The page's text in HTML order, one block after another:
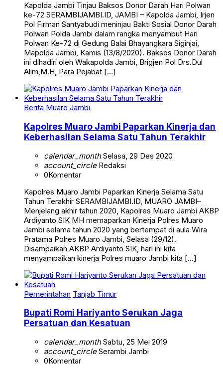
Kapolda Jambi Tinjau Baksos Donor Darah Hari Polwan
ke-72 SERAMBIJAMBI.ID, JAMBI – Kapolda Jambi, Irjen
Pol Firman Santyabudi meninjau Bakti Sosial Donor Darah
Polwan Polda Jambi dalam rangka menyambut Hari
Polwan Ke-72 di Gedung Balai Bhayangkara Siginjai,
Mapolda Jambi, Kamis (13/8/2020). Baksos Donor Darah
ini dihadiri oleh Wakapolda Jambi, Brigjen Pol Drs.Dul
Alim,M.H, Para Pejabat […]
Berita Muaro Jambi
Kapolres Muaro Jambi Paparkan Kinerja dan
Keberhasilan Selama Satu Tahun Terakhir
calendar_monthSelasa, 29 Des 2020
account_circleRedaksi
0Komentar
Kapolres Muaro Jambi Paparkan Kinerja Selama Satu
Tahun Terakhir SERAMBIJAMBI.ID, MUARO JAMBI–
Menjelang akhir tahun 2020, Kapolres Muaro Jambi AKBP
Ardiyanto SIK MH memaparkan Kinerja Polres Muaro
Jambi selama tahun 2020 yang bertempat di aula Wira
Pratama Polres Muaro Jambi, Selasa (29/12).
Disampaikan AKBP Ardiyanto SIK, hari ini kita
menyampaikan kinerja Polres muaro Jambi kita […]
Pemerintahan Tanjab Timur
Bupati Romi Hariyanto Serukan Jaga
Persatuan dan Kesatuan
calendar_monthSabtu, 25 Mei 2019
account_circleSerambi Jambi
0Komentar